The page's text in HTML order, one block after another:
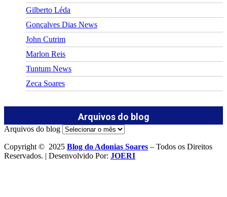
Gilberto Léda
Gonçalves Dias News
John Cutrim
Marlon Reis
Tuntum News
Zeca Soares
Arquivos do blog
Arquivos do blog
Copyright © 2025 Blog do Adonias Soares – Todos os Direitos
Reservados. | Desenvolvido Por: JOERI